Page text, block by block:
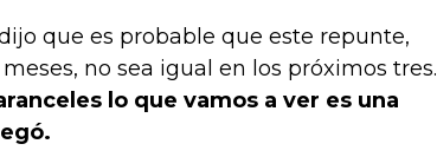
que es probable que este repunte,
no sea igual en los próximos tres.
lo que vamos a ver es una